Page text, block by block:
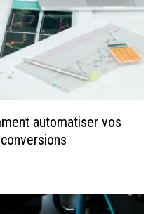
automatiser vos